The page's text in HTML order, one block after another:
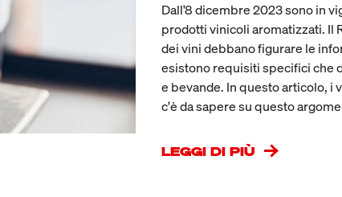
Dall'8 dicembre 2023 sono in
prodotti vinicoli aromatizzati. Il
dei vini debbano figurare le
esistono requisiti specifici che
e bevande. In questo articolo,
c'è da sapere su questo
LEGGI DI PIÙ